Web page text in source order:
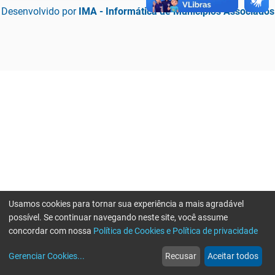
Desenvolvido por IMA - Informática de Municípios Associados
web
Notícias
more_horiz
Mais
Usamos cookies para tornar sua experiência a mais agradável
possível. Se continuar navegando neste site, você assume
concordar com nossa Política de Cookies e Política de privacidade
Gerenciar Cookies... Recusar Aceitar todos
Erro ao enviar informações, por favor tente novamente